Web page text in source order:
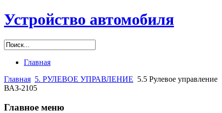
Устройство автомобиля
Главная
Главная 5. РУЛЕВОЕ УПРАВЛЕНИЕ 5.5 Рулевое управление
ВАЗ-2105
Главное меню